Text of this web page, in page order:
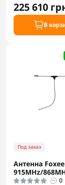
225 610
В
Под заказ
Антенна
915MHz/
0